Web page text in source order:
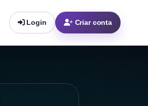
Login Criar conta